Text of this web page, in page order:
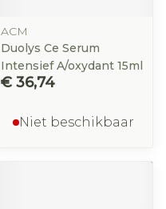
ACM
Duolys Ce Serum
Intensief A/oxydant 15ml
€ 36,74
Niet beschikbaar